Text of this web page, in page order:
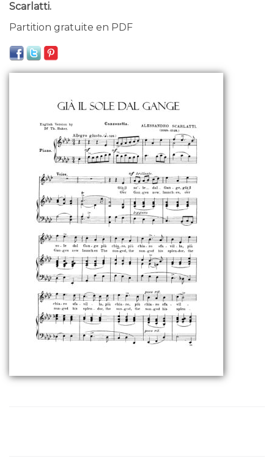
Scarlatti.
Partition gratuite en PDF